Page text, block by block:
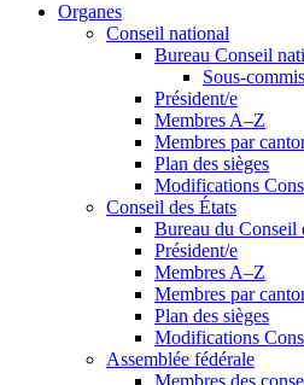
Organes
Conseil national
Bureau Conseil
Sous-
Président/e
Membres A–Z
Membres par
Plan des sièges
Modifications
Conseil des États
Bureau du Conseil
Président/e
Membres A–Z
Membres par
Plan des sièges
Modifications
Assemblée fédérale